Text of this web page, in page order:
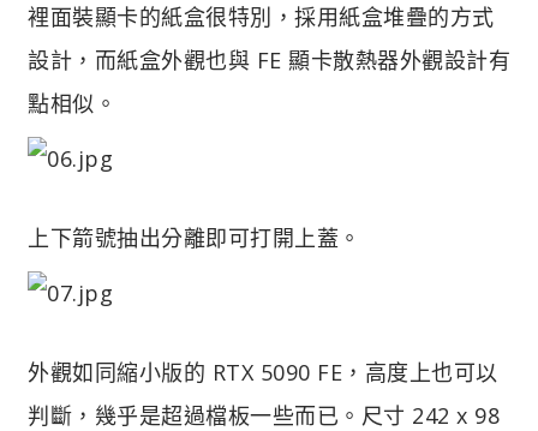
裡面裝顯卡的紙盒很特別，採用紙盒堆疊的方式
設計，而紙盒外觀也與 FE 顯卡散熱器外觀設計有
點相似。
上下箭號抽出分離即可打開上蓋。
外觀如同縮小版的 RTX 5090 FE，高度上也可以
判斷，幾乎是超過檔板一些而已。尺寸 242 x 98